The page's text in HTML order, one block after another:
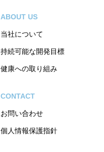
ABOUT US
当社について
持続可能な開発目標
健康への取り組み
CONTACT
お問い合わせ
個人情報保護指針